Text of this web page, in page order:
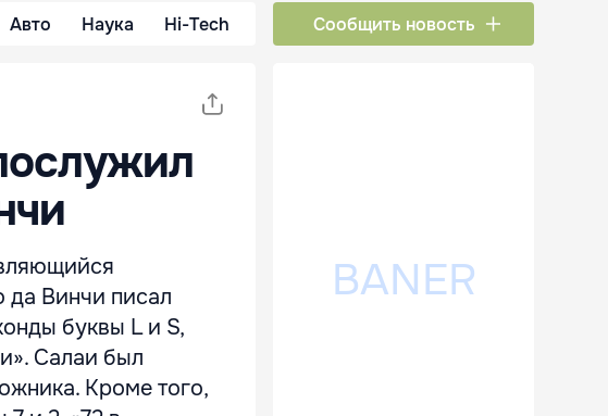
Авто Наука Hi-Tech Сообщить новость
да Винчи писал
буквы L и S,
Салаи был
Кроме того,